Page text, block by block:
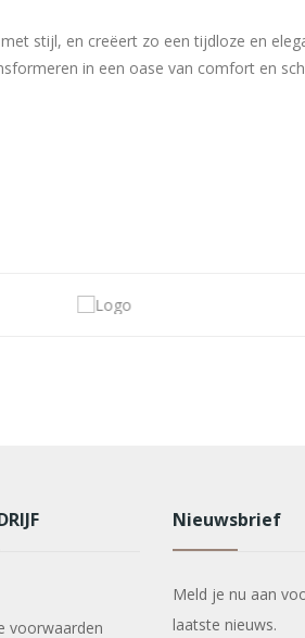
stijl, en creëert zo een tijdloze en
in een oase van comfort en
voorwaarden
Nieuwsbrief
Meld je nu aan
laatste nieuws.